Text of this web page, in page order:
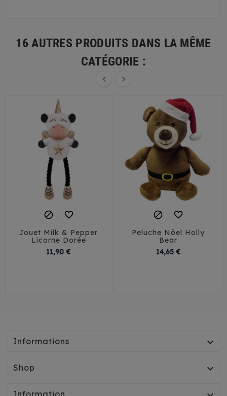
16 AUTRES PRODUITS DANS LA MÊME
CATÉGORIE :
 
 
Jouet Milk & Pepper
Licorne Dorée
11,90 €
 
Peluche Nöel Holly
Bear
14,65 €Prix
Informations 
Shop 